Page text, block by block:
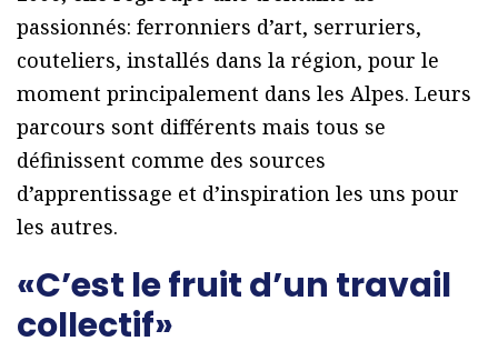
passionnés: ferronniers d’art, serruriers,
couteliers, installés dans la région, pour le
moment principalement dans les Alpes. Leurs
parcours sont différents mais tous se
définissent comme des sources
d’apprentissage et d’inspiration les uns pour
les autres.
«C’est le fruit d’un travail
collectif»